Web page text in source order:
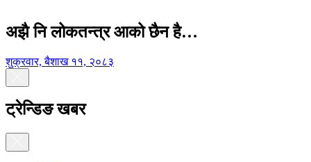
अझै नि लोकतन्त्र आको छैन है…
शुक्रवार, बैशाख ११, २०८३
ट्रेन्डिङ खबर